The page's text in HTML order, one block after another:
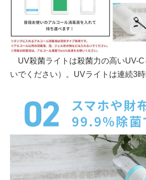
UV殺菌ライトは殺菌力の高いUV-C
いでください）。UVライトは連続3時